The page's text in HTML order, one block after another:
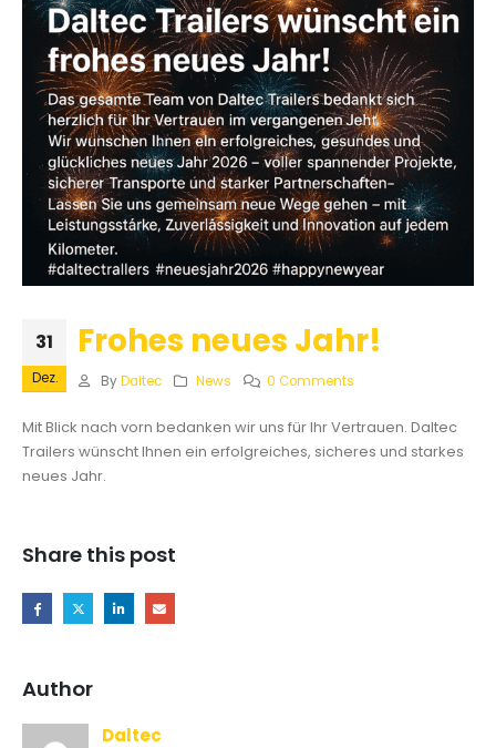
31
Dez.
Frohes neues Jahr!
By Daltec News 0 Comments
Mit Blick nach vorn bedanken wir uns für Ihr Vertrauen. Daltec
Trailers wünscht Ihnen ein erfolgreiches, sicheres und starkes
neues Jahr.
Share this post
Author
Daltec